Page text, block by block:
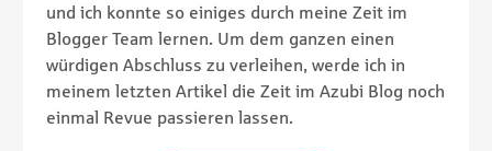
und ich konnte so einiges durch meine Zeit im
Blogger Team lernen. Um dem ganzen einen
würdigen Abschluss zu verleihen, werde ich in
meinem letzten Artikel die Zeit im Azubi Blog noch
einmal Revue passieren lassen.